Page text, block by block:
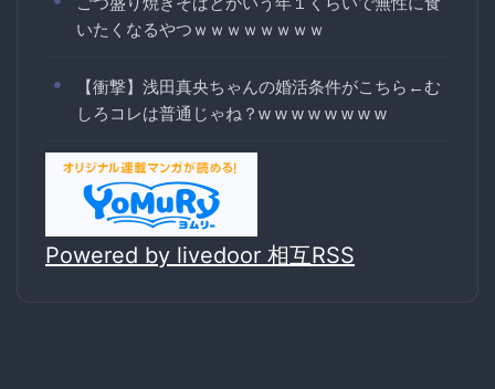
いたくなるやつｗｗｗｗｗｗｗｗ
【衝撃】浅田真央ちゃんの婚活条件がこちら←む
しろコレは普通じゃね？w w w w w w w w
Powered by livedoor 相互RSS